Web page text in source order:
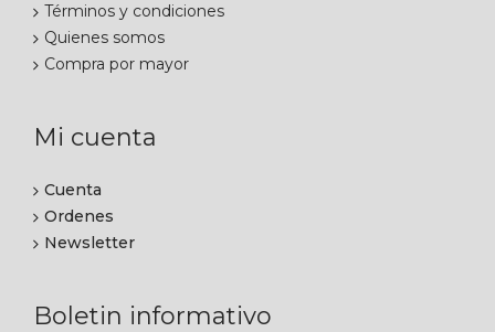
Términos y condiciones
Quienes somos
Compra por mayor
Mi cuenta
Cuenta
Ordenes
Newsletter
Boletin informativo